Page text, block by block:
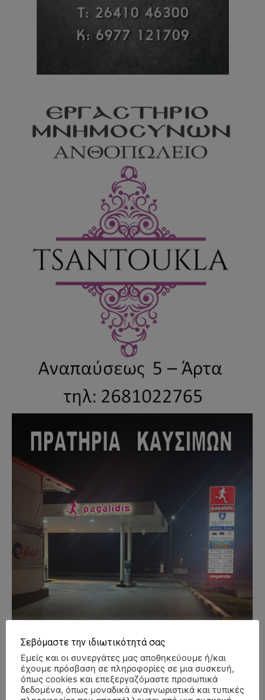
Σεβόμαστε την ιδιωτικότητά σας
Εμείς και οι συνεργάτες μας αποθηκεύουμε ή/και
έχουμε πρόσβαση σε πληροφορίες σε μια συσκευή,
όπως cookies και επεξεργαζόμαστε προσωπικά
δεδομένα, όπως μοναδικά αναγνωριστικά και τυπικές